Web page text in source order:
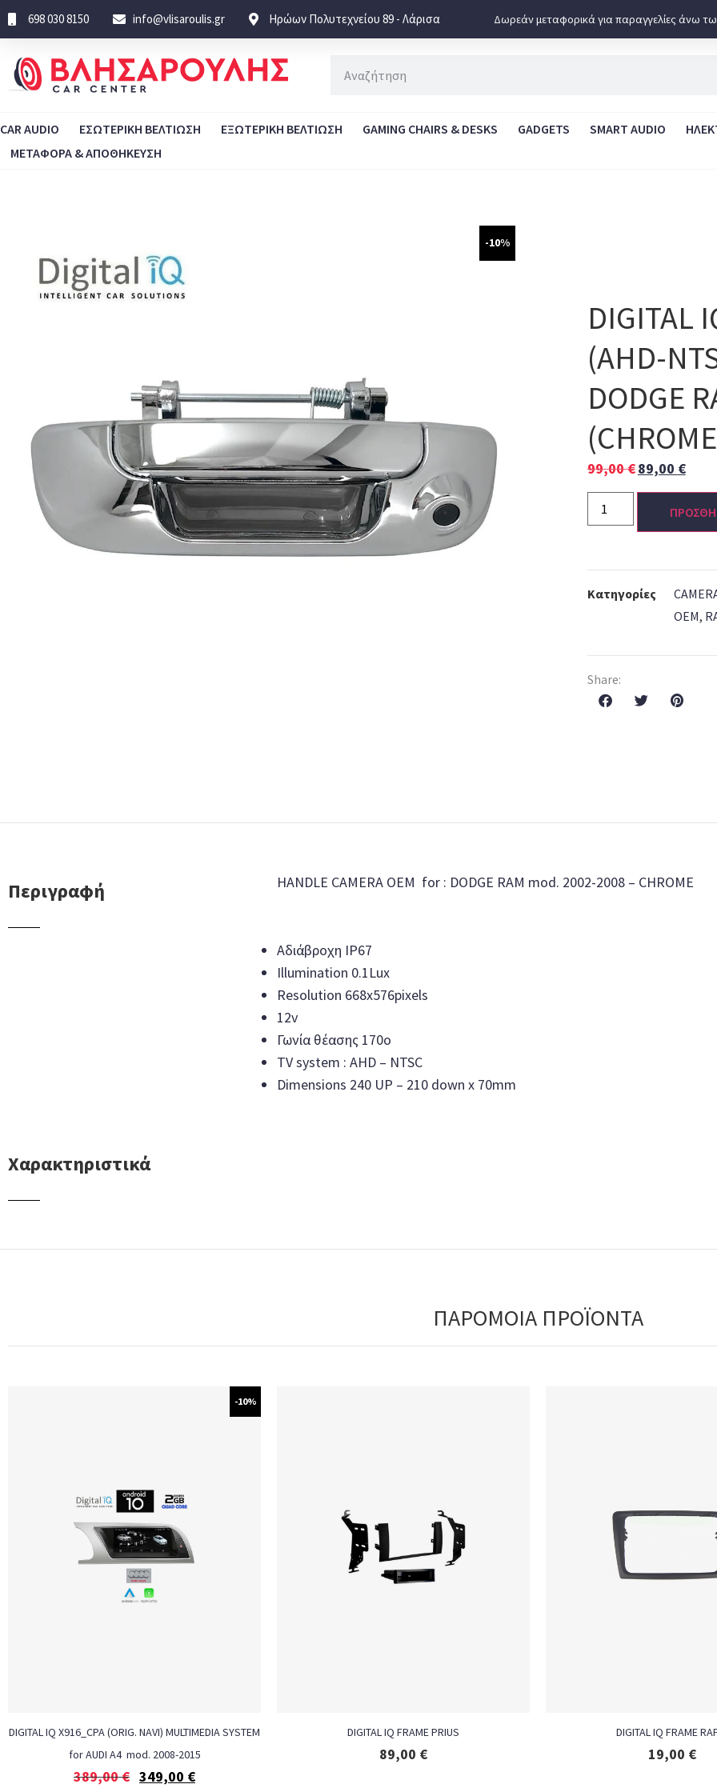
698 030 8150 info@vlisaroulis.gr Ηρώων Πολυτεχνείου 89 - Λάρισα Δωρεάν μεταφορικά για παραγγελίες άνω
CAR AUDIO ΕΣΩΤΕΡΙΚΗ ΒΕΛΤΙΩΣΗ ΕΞΩΤΕΡΙΚΗ ΒΕΛΤΙΩΣΗ GAMING CHAIRS & DESKS GADGETS SMART AUDIO
ΜΕΤΑΦΟΡΑ & ΑΠΟΘΗΚΕΥΣΗ
-10%
DIGITAL
(AHD-
DODGE
99,00€89,00 €
Κατηγορίες
OEM,
Share:
Περιγραφή HANDLE CAMERA OEM for : DODGE RAM mod. 2002-2008 – CHROME
Αδιάβροχη IP67
Illumination 0.1Lux
Resolution 668x576pixels
12v
Γωνία θέασης 170o
TV system : AHD – NTSC
Dimensions 240 UP – 210 down x 70mm
Χαρακτηριστικά
ΠΑΡΟΜΟΙΑ ΠΡΟΪΟΝΤΑ
-10%
DIGITAL IQ X916_CPA (ORIG. NAVI) MULTIMEDIA SYSTEM
for AUDI A4 mod. 2008-2015
389,00€ 349,00 €
DIGITAL IQ FRAME PRIUS
89,00 €
DIGITAL IQ FRAME
19,00 €